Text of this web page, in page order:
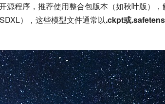
源程序，推荐使用整合包版本（如秋叶版）
），这些模型文件通常以.ckpt或